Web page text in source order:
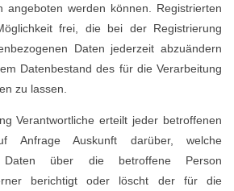
angeboten werden können. Registrierten
frei, die bei der Registrierung
Daten jederzeit abzuändern
Datenbestand des für die Verarbeitung
zu lassen.
Verantwortliche erteilt jeder betroffenen
Anfrage Auskunft darüber, welche
Daten über die betroffene Person
berichtigt oder löscht der für die